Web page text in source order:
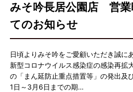
みそ吟長居公園店 営業
てのお知らせ
日頃よりみそ吟をご愛顧いただき誠に
新型コロナウイルス感染症の感染再拡
の「まん延防止重点措置等」の発出及
1日～3月6日までの期…